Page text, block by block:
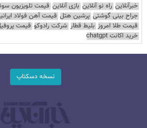
خبرآنلاین راه نو آنلاین بازی آنلاین قیمت تلویزیون
جراح بینی گوشتی پرشین هتل قیمت آهن فولاد
قیمت طلا امروز بلیط قطار شرکت رادوکو قیمت
خرید اکانت chatgpt
نسخه دسکتاپ